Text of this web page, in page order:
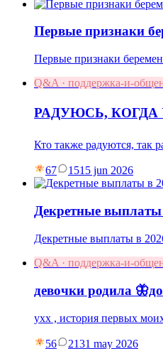
Первые признаки
Первые признаки
Q&A · поддержка-и-
РАДУЮСЬ,
Кто также радуются, так
67 1515 jun 2026
Декретные
Декретные выплаты в
Q&A · поддержка-и-
девочки родила
ухх , история первых
56 2131 may 2026